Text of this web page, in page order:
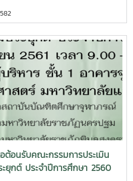
แผน 1 แบบ 1.2 วิจัย (รับผู้จบ
บ ป.ตรี สมัครได้ตั้งแต่วันที่ 28 พ.ค.
applyหรือ
พ.ค.61 - 27 ก.ย. 61มีทุนการ
เช่น คปก.ปีการศึกษา 2561, ทุน
เทศไทย ปีการศึกษา 2561, ทุน
ปีงบประมาณ 2561, ทุนบัณฑิต
ต้อนรับคณะกรรมการประเมิน
ยุกต์ ประจำปีการศึกษา 2560